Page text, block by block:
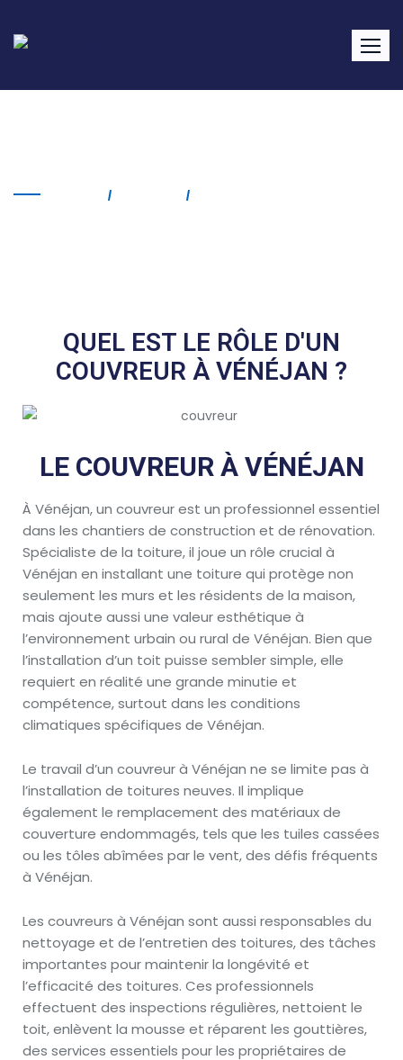
QUEL EST LE RÔLE D'UN
COUVREUR À VÉNÉJAN ?
LE COUVREUR À VÉNÉJAN
À Vénéjan, un couvreur est un professionnel essentiel
dans les chantiers de construction et de rénovation.
Spécialiste de la toiture, il joue un rôle crucial à
Vénéjan en installant une toiture qui protège non
seulement les murs et les résidents de la maison,
mais ajoute aussi une valeur esthétique à
l’environnement urbain ou rural de Vénéjan. Bien que
l’installation d’un toit puisse sembler simple, elle
requiert en réalité une grande minutie et
compétence, surtout dans les conditions
climatiques spécifiques de Vénéjan.
Le travail d’un couvreur à Vénéjan ne se limite pas à
l’installation de toitures neuves. Il implique
également le remplacement des matériaux de
couverture endommagés, tels que les tuiles cassées
ou les tôles abîmées par le vent, des défis fréquents
à Vénéjan.
Les couvreurs à Vénéjan sont aussi responsables du
nettoyage et de l’entretien des toitures, des tâches
importantes pour maintenir la longévité et
l’efficacité des toitures. Ces professionnels
effectuent des inspections régulières, nettoient le
toit, enlèvent la mousse et réparent les gouttières,
des services essentiels pour les propriétaires de